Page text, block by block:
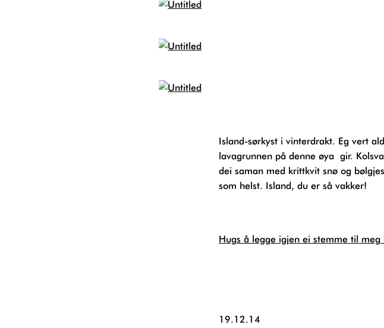
Island-sørkyst i vinterdrakt. Eg vert aldri mindre fasinert av kontrasten den svarte
lavagrunnen på denne øya gir.
dei saman med krittkvit snø og
som helst. Island, du er så vakker!
Hugs å legge igjen ei stemme til
19.12.14